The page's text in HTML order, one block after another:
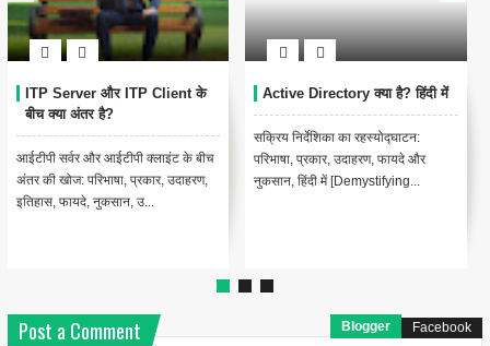
Resource Sharing : रिसोर्स
शेयरिंग
कंप्यूटर नेटवर्क में संसाधन साझाकरण का
परिचय [Introduction to Resource
Sharing in Computer Networks ...
Technical Documentation क्या
है?
तकनीकी दस्तावेज क्या है? [What is
Technical Documentation?] [In
Post a Comment Blogger Facebook